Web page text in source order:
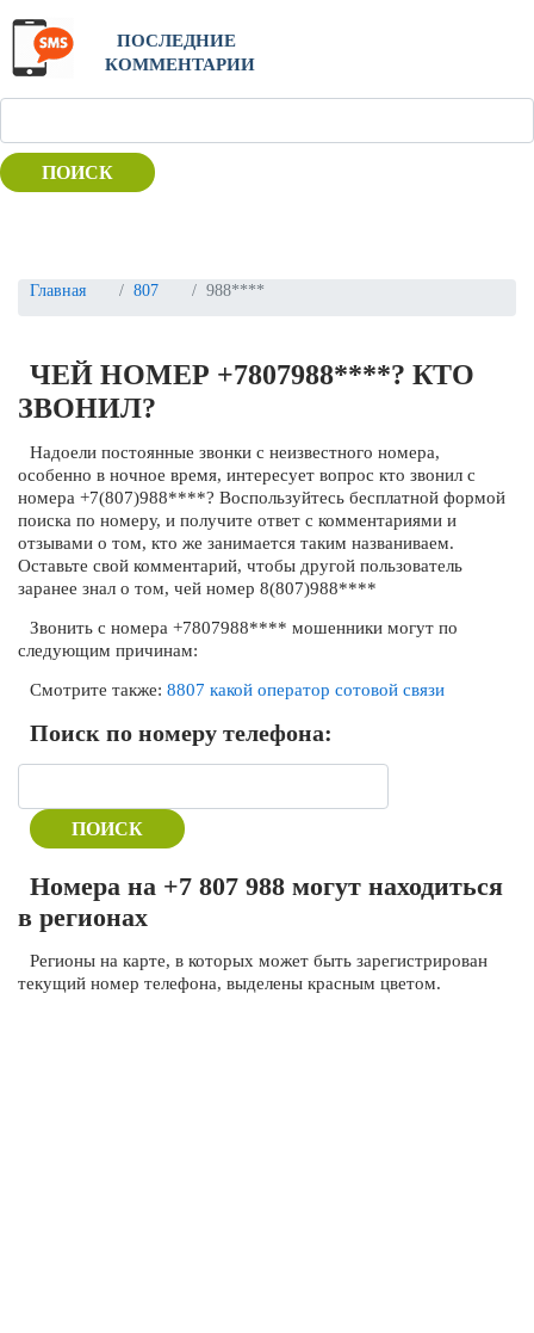
ПОСЛЕДНИЕ
КОММЕНТАРИИ
ПОИСК
Главная 807 988****
ЧЕЙ НОМЕР +7807988****? КТО
ЗВОНИЛ?
Надоели постоянные звонки с неизвестного номера,
особенно в ночное время, интересует вопрос кто звонил с
номера +7(807)988****? Воспользуйтесь бесплатной формой
поиска по номеру, и получите ответ с комментариями и
отзывами о том, кто же занимается таким названиваем.
Оставьте свой комментарий, чтобы другой пользователь
заранее знал о том, чей номер 8(807)988****
Звонить с номера +7807988**** мошенники могут по
следующим причинам:
Смотрите также: 8807 какой оператор сотовой связи
Поиск по номеру телефона:
ПОИСК
Номера на +7 807 988 могут находиться
в регионах
Регионы на карте, в которых может быть зарегистрирован
текущий номер телефона, выделены красным цветом.